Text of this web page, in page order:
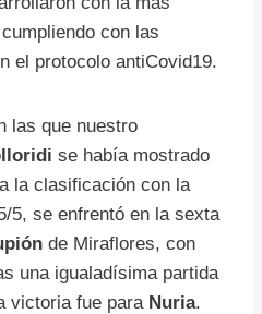
con las
el protocolo antiCovid19.
las que nuestro
se había mostrado
la clasificación con la
5, se enfrentó en la sexta
de Miraflores, con
una igualadísima partida
victoria fue para Nuria.